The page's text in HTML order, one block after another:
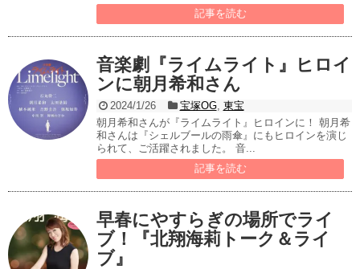
記事を読む
音楽劇『ライムライト』ヒロイ
ンに朝月希和さん
2024/1/26 宝塚OG, 東宝
朝月希和さんが『ライムライト』ヒロインに！ 朝月希
和さんは『シェルブールの雨傘』にもヒロインを演じ
られて、ご活躍されました。 音...
記事を読む
早春にやすらぎの場所でライ
ブ！『北翔海莉トーク＆ライ
ブ』